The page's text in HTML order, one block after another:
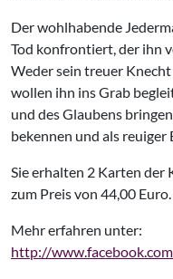
Der wohlhabende
Tod konfrontiert, der ihn
Weder sein treuer
wollen ihn ins Grab
und des Glaubens
bekennen und als reuiger
Sie erhalten 2 Karten der
zum Preis von 44,00 Euro.
Mehr erfahren unter:
http://